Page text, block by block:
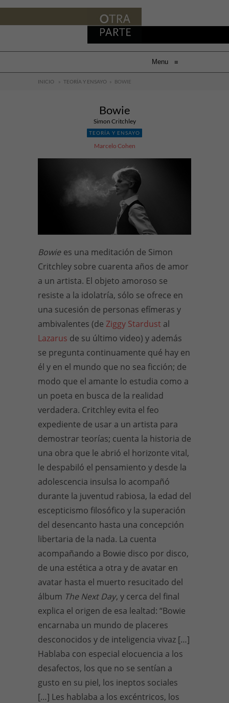
Menu ≡
INICIO » TEORÍA Y ENSAYO » BOWIE
Bowie
Simon Critchley
TEORÍA Y ENSAYO
Marcelo Cohen
Bowie es una meditación de Simon
Critchley sobre cuarenta años de amor
a un artista. El objeto amoroso se
resiste a la idolatría, sólo se ofrece en
una sucesión de personas efímeras y
ambivalentes (de Ziggy Stardust al
Lazarus de su último video) y además
se pregunta continuamente qué hay en
él y en el mundo que no sea ficción; de
modo que el amante lo estudia como a
un poeta en busca de la realidad
verdadera. Critchley evita el feo
expediente de usar a un artista para
demostrar teorías; cuenta la historia de
una obra que le abrió el horizonte vital,
le despabiló el pensamiento y desde la
adolescencia insulsa lo acompañó
durante la juventud rabiosa, la edad del
escepticismo filosófico y la superación
del desencanto hasta una concepción
libertaria de la nada. La cuenta
acompañando a Bowie disco por disco,
de una estética a otra y de avatar en
avatar hasta el muerto resucitado del
álbum The Next Day, y cerca del final
explica el origen de esa lealtad: “Bowie
encarnaba un mundo de placeres
desconocidos y de inteligencia vivaz […]
Hablaba con especial elocuencia a los
desafectos, los que no se sentían a
gusto en su piel, los ineptos sociales
[…] Les hablaba a los excéntricos, los